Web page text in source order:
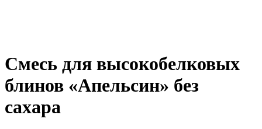
Смесь для высокобелковых
блинов «Апельсин» без
сахара